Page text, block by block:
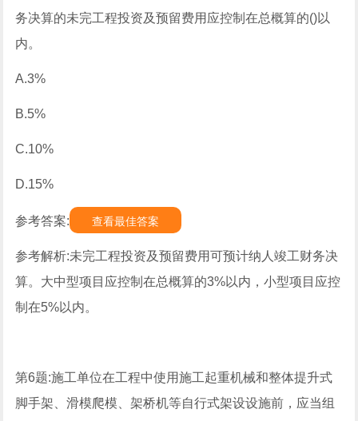
务决算的未完工程投资及预留费用应控制在总概算的()以
内。
A.3%
B.5%
C.10%
D.15%
参考答案: 查看最佳答案
参考解析:未完工程投资及预留费用可预计纳人竣工财务决
算。大中型项目应控制在总概算的3%以内，小型项目应控
制在5%以内。
第6题:施工单位在工程中使用施工起重机械和整体提升式
脚手架、滑模爬模、架桥机等自行式架设设施前，应当组